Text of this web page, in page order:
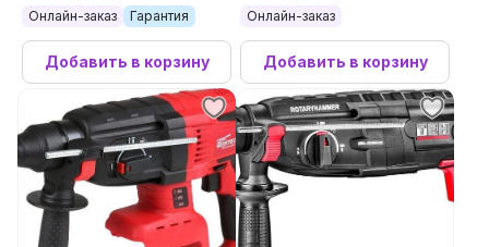
Онлайн-заказ Гарантия
Добавить в корзину
Онлайн-заказ
Добавить в корзину